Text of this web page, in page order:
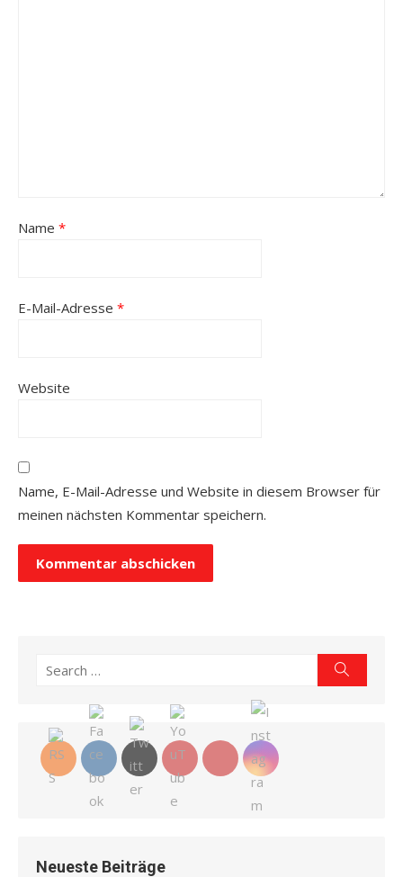
Name *
E-Mail-Adresse *
Website
Name, E-Mail-Adresse und Website in diesem Browser für
meinen nächsten Kommentar speichern.
Search
Neueste Beiträge